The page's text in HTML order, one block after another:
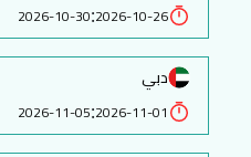
2026-10-26
:
2026-10-30
دبي
2026-11-01
:
2026-11-05